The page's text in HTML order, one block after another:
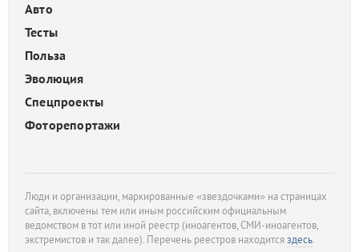
Авто
Тесты
Польза
Эволюция
Спецпроекты
Фоторепортажи
Люди и организации, маркированные «звездочками» на страницах
сайта, включены тем или иным российским официальным
ведомством в тот или иной реестр (иноагентов, СМИ-иноагентов,
экстремистов и так далее). Перечень реестров находитсяздесь.